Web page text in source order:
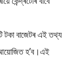
টকা বাজেটৰ এই তথ্য
আয়োজিত হ’ব।এই